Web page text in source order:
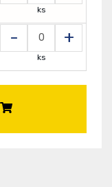
ks
- +
ks